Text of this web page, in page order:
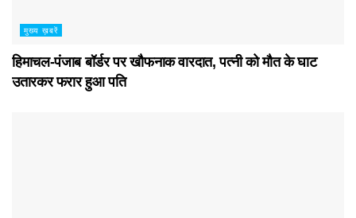
मुख्य ख़बरें
हिमाचल-पंजाब बॉर्डर पर खौफनाक वारदात, पत्नी को मौत के घाट
उतारकर फरार हुआ पति